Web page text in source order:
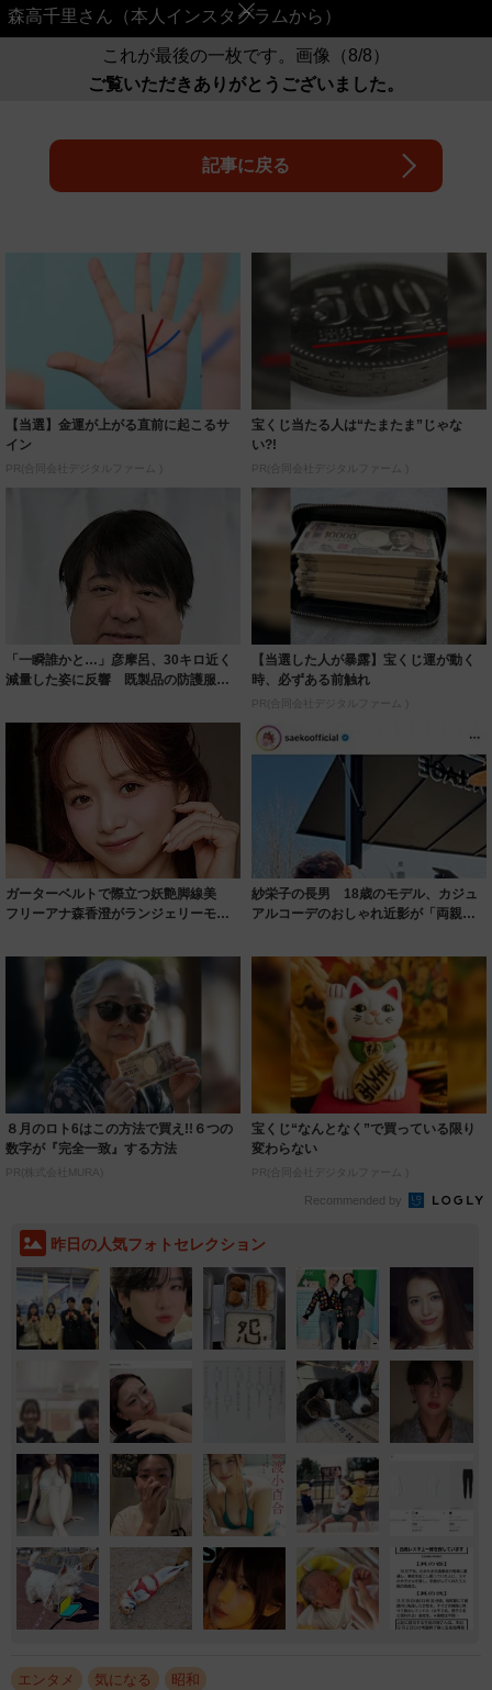
森高千里さん（本人インスタグラムから）
これが最後の一枚です。画像（8/8）
ご覧いただきありがとうございました。
記事に戻る
【当選】金運が上がる直前に起こるサ
イン
PR(合同会社デジタルファーム )
宝くじ当たる人は“たまたま”じゃな
い?!
PR(合同会社デジタルファーム )
「一瞬誰かと…」彦摩呂、30キロ近く
減量した姿に反響 既製品の防護服が
【当選した人が暴露】宝くじ運が動く
時、必ずある前触れ
PR(合同会社デジタルファーム )
ガーターベルトで際立つ妖艶脚線美
フリーアナ森香澄がランジェリーモデ
紗栄子の長男 18歳のモデル、カジュ
アルコーデのおしゃれ近影が「両親の
８月のロト6はこの方法で買え!!６つの
数字が『完全一致』する方法
PR(株式会社MURA)
宝くじ“なんとなく”で買っている限り
変わらない
PR(合同会社デジタルファーム )
Recommended by
昨日の人気フォトセレクション
エンタメ 気になる 昭和